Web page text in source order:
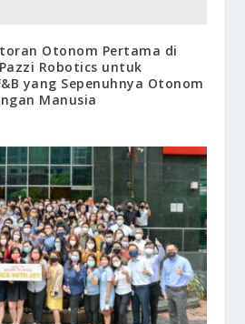
Otonom Pertama di
Robotics untuk
yang Sepenuhnya Otonom
Manusia